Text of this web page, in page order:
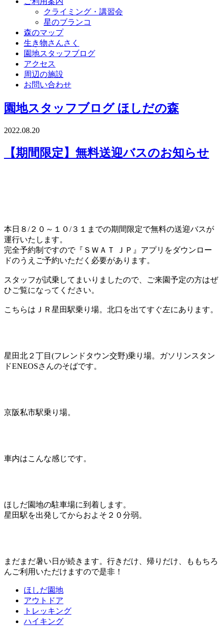
クライミング・講習会
星のブランコ
森のマップ
生き物さんさく
園地スタッフブログ
アクセス
周辺の施設
お問い合わせ
園地スタッフブログ ほしだの森
2022.08.20
【期間限定】無料送迎バスのお知らせ
本日８/２０～１０/３１までの期間限定で無料の送迎バスが
運行いたします。
完全予約制ですので『ＳＷＡＴ ＪＰ』アプリをダウンロー
ドのうえご予約いただく必要があります。
スタッフが試乗してまいりましたので、ご来園予定の方はぜ
ひご覧になってください。
こちらはＪＲ星田駅乗り場。北口を出てすぐ左にあります。
星田北２丁目(フレンドタウン交野)乗り場。ガソリンスタン
ドENEOSさんのそばです。
京阪私市駅乗り場。
車内はこんな感じです。
ほしだ園地の駐車場に到着します。
星田駅を出発してからおよそ２０分弱。
まだまだ暑い日が続きます。行きだけ、帰りだけ、ももちろ
んご利用いただけますので是非！
ほしだ園地
アウトドア
トレッキング
ハイキング